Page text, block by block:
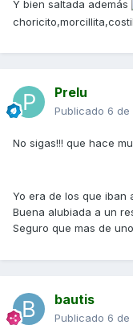
Y bien saltada además
Prelu
Publicado 6 de
No sigas!!! que hace
Yo era de los que iban
Buena alubiada a un
Seguro que mas de
bautis
Publicado 6 de